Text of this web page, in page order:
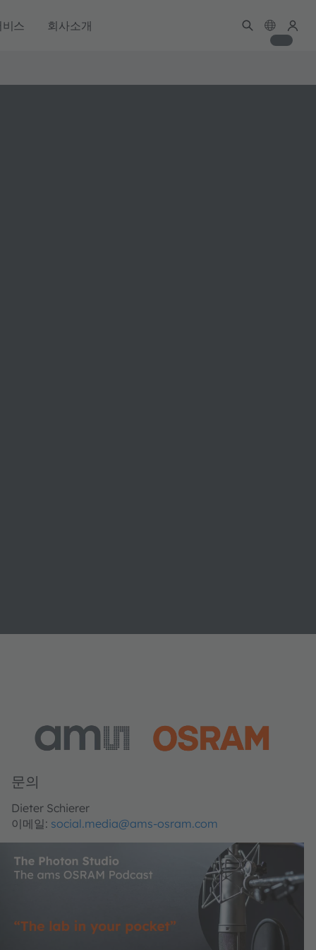
스 회사소개
문의
Dieter Schierer
이메일: social.media@ams-osram.com